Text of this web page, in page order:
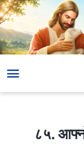
८५. आफ्‍नो गवाही लेखेर
८५.